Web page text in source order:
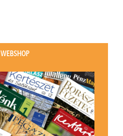
WEBSHOP